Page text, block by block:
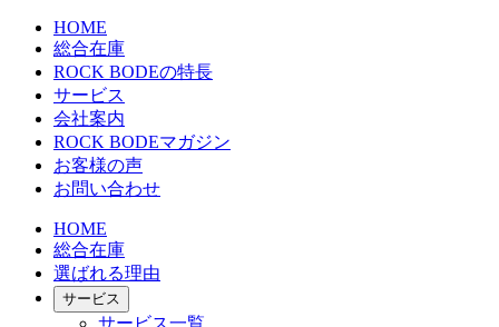
HOME
総合在庫
ROCK BODEの特長
サービス
会社案内
ROCK BODEマガジン
お客様の声
お問い合わせ
HOME
総合在庫
選ばれる理由
サービス
サービス一覧